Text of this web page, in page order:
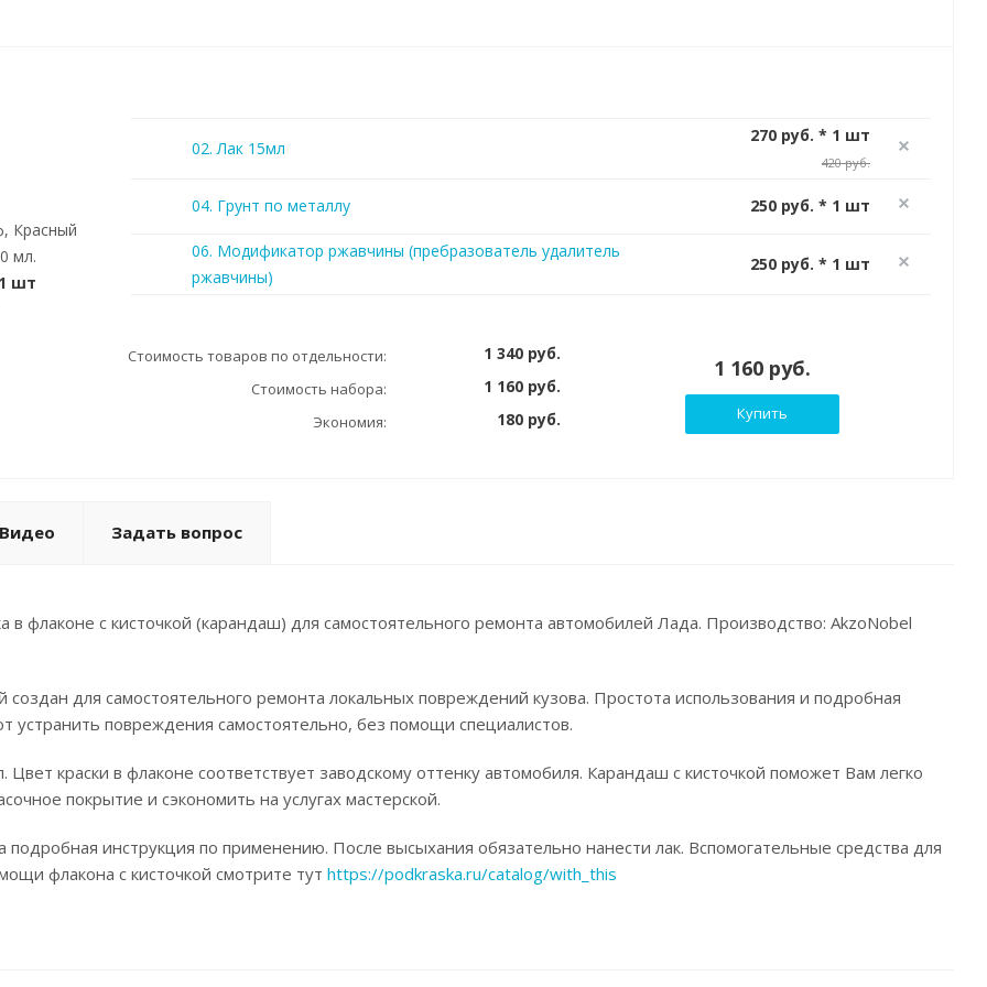
Красный
мл.
шт
02. Лак 15мл
270 руб. * 1 шт
420 руб.
04. Грунт по металлу 250 руб. * 1 шт
06. Модификатор ржавчины (пребразователь удалитель
ржавчины)
250 руб. * 1 шт
Стоимость товаров по отдельности: 1 340 руб.
Стоимость набора: 1 160 руб.
Экономия: 180 руб.
1 160 руб.
Купить
Видео Задать вопрос
в флаконе с кисточкой (карандаш) для самостоятельного ремонта автомобилей Лада. Производство: AkzoNobel
создан для самостоятельного ремонта локальных повреждений кузова. Простота использования и подробная
устранить повреждения самостоятельно, без помощи специалистов.
краски в флаконе соответствует заводскому оттенку автомобиля. Карандаш с кисточкой поможет Вам легко
покрытие и сэкономить на услугах мастерской.
подробная инструкция по применению. После высыхания обязательно нанести лак. Вспомогательные средства для
флакона с кисточкой смотрите тут https://podkraska.ru/catalog/with_this